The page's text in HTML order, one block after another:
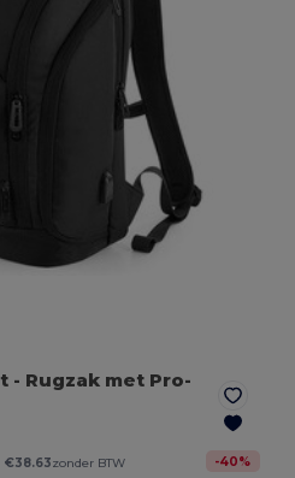
- Rugzak met Pro-
€38.63zonder BTW -40%